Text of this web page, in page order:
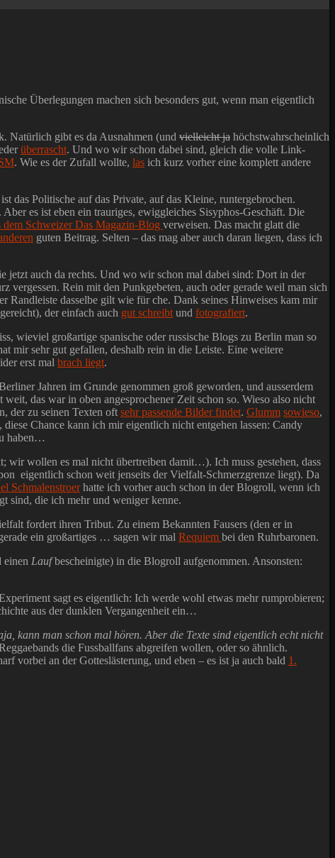
Überlegungen machen sich besonders gut, wenn man eigentlich
Natürlich gibt es da Ausnahmen (und vielleicht ja höchstwahrscheinlich
überrascht. Und wo wir schon dabei sind, gleich die volle Link-
. Wie es der Zufall wollte, las ich kurz vorher eine komplett andere
das Politische auf das Private, auf das Kleine, runtergebrochen.
es ist eben ein trauriges, ewiggleiches Sisyphos-Geschäft. Die
dem Schweizer Das Magazin-Blog verweisen. Das macht glatt die
guten Beitrag. Selten – das mag aber auch daran liegen, dass ich
jetzt auch da rechts. Und wo wir schon mal dabei sind: Dort in der
vergessen. Rein mit den Punkgebeten, auch oder gerade weil man sich
Randleiste dasselbe gilt wie für che. Dank seines Hinweises kam mir
der einfach auch gut schreibt und fotografiert.
wieviel großartige spanische oder russische Blogs zu Berlin man so
mir sehr gut gefallen, deshalb rein in die Leiste. Eine weitere
erst mal brach liegt.
Jahren im Grunde genommen groß geworden, und ausserdem
weit, das war in oben angesprochener Zeit schon so. Wieso also nicht
der zu seinen Texten oft sehr passende Bilder findet. Glumm sowieso,
Chance kann ich mir eigentlich nicht entgehen lassen: Candy
haben…
wir wollen es mal nicht übertreiben damit…). Ich muss gestehen, dass
eigentlich schon weit jenseits der Vielfalt-Schmerzgrenze liegt). Da
Schmalenstroerhatte ich vorher auch schon in der Blogroll, wenn ich
sind, die ich mehr und weniger kenne.
fordert ihren Tribut. Zu einem Bekannten Fausers (den er in
ein großartiges … sagen wir mal Requiem bei den Ruhrbaronen.
einen Laufbescheinigte) in die Blogroll aufgenommen. Ansonsten:
sagt es eigentlich: Ich werde wohl etwas mehr rumprobieren;
aus der dunklen Vergangenheit ein…
kann man schon mal hören. Aber die Texte sind eigentlich echt nicht
die Fussballfans abgreifen wollen, oder so ähnlich.
vorbei an der Gotteslästerung, und eben – es ist ja auch bald 1.